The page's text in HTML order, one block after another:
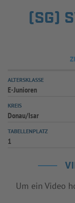
(SG)
ALTERSKLASSE
E-Junioren
KREIS
Donau/Isar
TABELLENPLATZ
1
Um ein Video